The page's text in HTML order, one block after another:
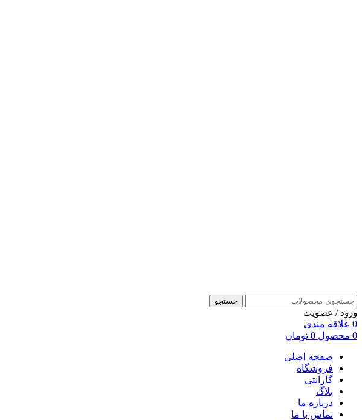
جستجو
ورود / عضویت
0 علاقه مندی
0 محصول 0 تومان
صفحه اصلی
فروشگاه
گارانتی
بلاگ
درباره ما
تماس با ما